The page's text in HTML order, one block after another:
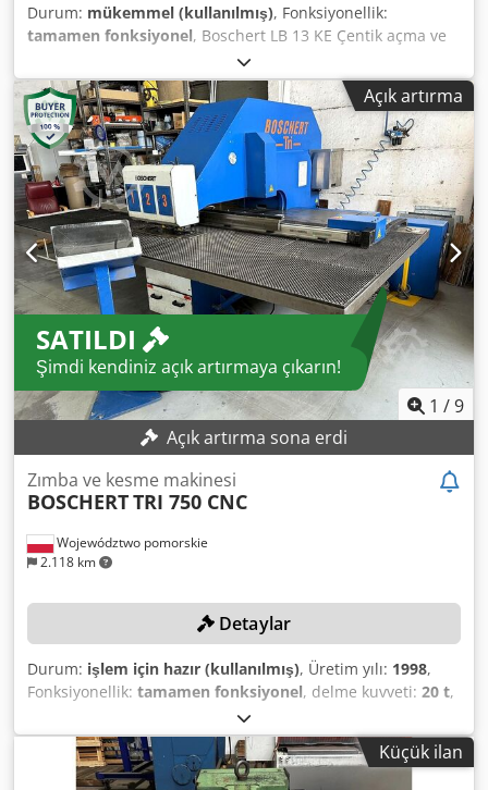
Durum: mükemmel (kullanılmış), Fonksiyonellik:
tamamen fonksiyonel, Boschert LB 13 KE Çentik açma ve
kesme işlemleri için kullanılan, hidrolik, 2 istasyonlu
makine. LB 13 KE, temel modelden ikinci bir çalışma
istasyonuyla ayrılan bir makinedir. Crodpfx Asznlavsidsf 1.
İstasyon 90° sabit açıyla çentik açma, kesme uzunluğu 225
mm x 225 mm, 6 mm St 40, 4 mm paslanmaz çelik. 2.
İstasyon 100 mm derinliğinde, 25 mm genişliğinde kesme
(genişlikte isteğe bağlı ayar imkanı), 4 mm kalınlıkta St 40, 3
mm kalınlıkta paslanmaz çelik. LB 13 KE çok iyi durumdadır
ve tamamen işlevseldir. Uzunluk: 1350 mm Genişlik: 1100
mm Yükseklik: 1400 mm Masa yüksekliği: 900 mm Ağırlık:
1100 kg
Açık artırma
SATILDI
Şimdi kendiniz açık artırmaya çıkarın!
1 /9
Açık artırma sona erdi
Województwo pomorskie
2.118 km
Zımba ve kesme makinesi
BOSCHERTTRI 750 CNC
Detaylar
Durum: işlem için hazır (kullanılmış), Üretim yılı: 1998,
Fonksiyonellik: tamamen fonksiyonel, delme kuvveti: 20 t,
6 mm, delme çapı:
parçası uzunluğu (maks.):1.000 mm, iş parçası genişliği
(maks.):2.500 mm , Asgari fiyat yok - en yüksek teklifle
garantili satış! TEKNİK DETAYLAR Crjdpfx Aiozkvpajdjf
Küçük ilan